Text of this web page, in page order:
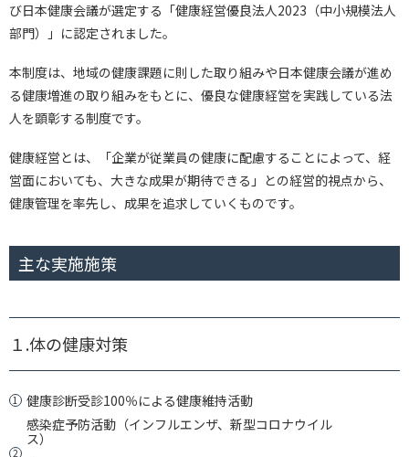
び日本健康会議が選定する「健康経営優良法人2023（中小規模法人
部門）」に認定されました。
本制度は、地域の健康課題に則した取り組みや日本健康会議が進め
る健康増進の取り組みをもとに、優良な健康経営を実践している法
人を顕彰する制度です。
健康経営とは、「企業が従業員の健康に配慮することによって、経
営面においても、大きな成果が期待できる」との経営的視点から、
健康管理を率先し、成果を追求していくものです。
主な実施施策
１.体の健康対策
健康診断受診100％による健康維持活動
感染症予防活動（インフルエンザ、新型コロナウイル